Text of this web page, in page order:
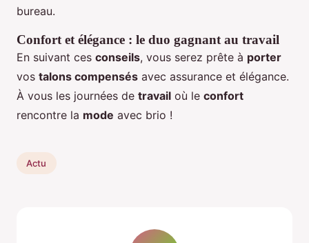
bureau.
Confort et élégance : le duo gagnant au travail
En suivant ces conseils, vous serez prête à porter
vos talons compensés avec assurance et élégance.
À vous les journées de travail où le confort
rencontre la mode avec brio !
Actu